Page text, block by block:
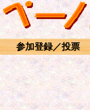
参加登録／投票